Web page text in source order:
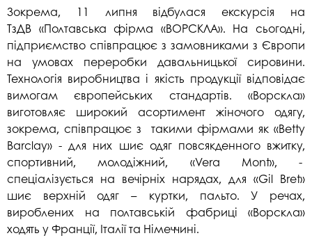
Зокрема, 11 липня відбулася екскурсія на
ТзДВ «Полтавська фірма «ВОРСКЛА». На сьогодні,
підприємство співпрацює з замовниками з Європи
на умовах переробки давальницької сировини.
Технологія виробництва і якість продукції відповідає
вимогам європейських стандартів. «Ворскла»
виготовляє широкий асортимент жіночого одягу,
зокрема, співпрацює з такими фірмами як «Betty
Barclay» - для них шиє одяг повсякденного вжитку,
спортивний, молодіжний, «Vera Mont», -
спеціалізується на вечірніх нарядах, для «Gil Bret»
шиє верхній одяг – куртки, пальто. У речах,
вироблених на полтавській фабриці «Ворскла»
ходять у Франції, Італії та Німеччині.